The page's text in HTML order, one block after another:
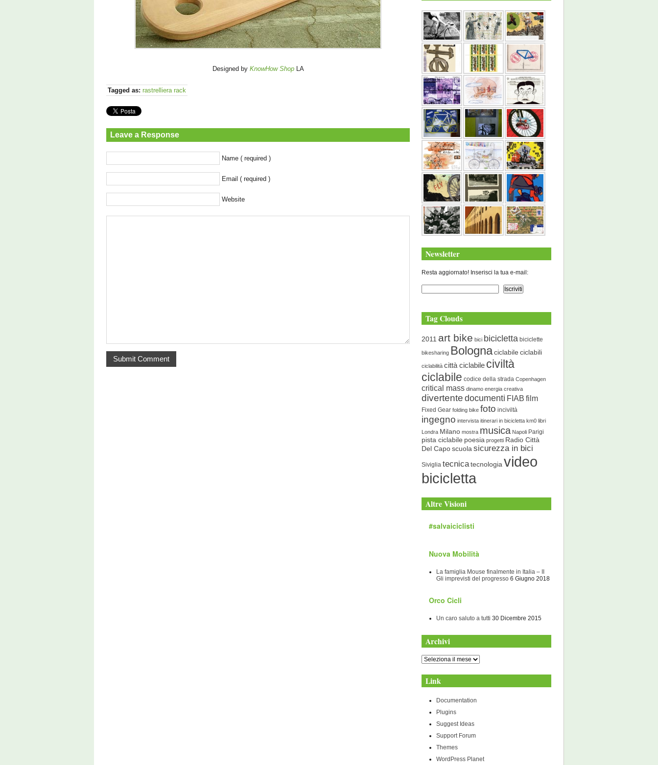
Designed by KnowHow ShopLA
Tagged as: rastrelliera rack
Leave a Response
Name ( required )
Email ( required )
Website
Newsletter
Resta aggiornato! Inserisci la tua e-mail:
Tag Clouds
2011 art bike bici bicicletta biciclette
bikesharing Bolognaciclabile ciclabili
ciclabilità città ciclabile civiltà
ciclabile codice della strada Copenhagen
critical mass dinamo energia creativa
divertentedocumenti FIAB film
Fixed Gear folding bike foto inciviltà
ingegno intervista itinerari in bicicletta km0 libri
Londra Milano mostra musica Napoli Parigi
pista ciclabile poesia progetti Radio Città
Del Capo scuolasicurezza in bici
Siviglia tecnicatecnologiavideo
bicicletta
Altre Visioni
#salvaiciclisti
Nuova Mobilità
La famiglia Mouse finalmente in Italia – II
Gli imprevisti del progresso 6 Giugno 2018
Orco Cicli
Un caro saluto a tutti 30 Dicembre 2015
Archivi
Archivi
Link
Documentation
Plugins
Suggest Ideas
Support Forum
Themes
WordPress Planet